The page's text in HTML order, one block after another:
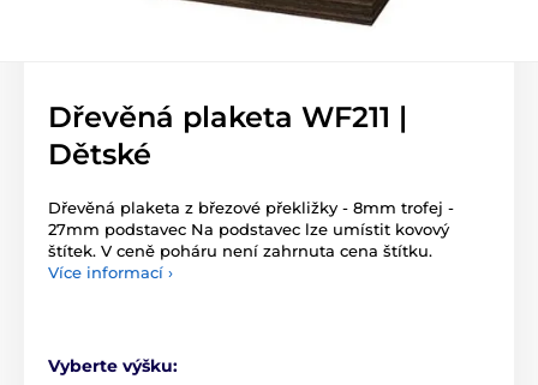
Dřevěná plaketa WF211 |
Dětské
Dřevěná plaketa z březové překližky - 8mm trofej -
27mm podstavec Na podstavec lze umístit kovový
štítek. V ceně poháru není zahrnuta cena štítku.
Více informací ›
Vyberte výšku: